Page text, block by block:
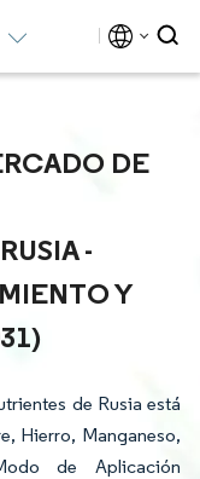
DE
-
Y
de Rusia está
Hierro, Manganeso,
de Aplicación